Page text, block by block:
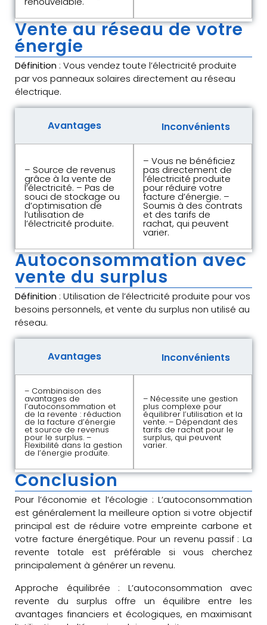
Vente au réseau de votre
énergie
Définition : Vous vendez toute l’électricité produite
par vos panneaux solaires directement au réseau
électrique.
Avantages Inconvénients
– Source de revenus
grâce à la vente de
l’électricité. – Pas de
souci de stockage ou
d’optimisation de
l’utilisation de
l’électricité produite.
– Vous ne bénéficiez
pas directement de
l’électricité produite
pour réduire votre
facture d’énergie. –
Soumis à des contrats
et des tarifs de
rachat, qui peuvent
varier.
Autoconsommation avec
vente du surplus
Définition : Utilisation de l’électricité produite pour vos
besoins personnels, et vente du surplus non utilisé au
réseau.
Avantages Inconvénients
– Combinaison des
avantages de
l’autoconsommation et
de la revente : réduction
de la facture d’énergie
et source de revenus
pour le surplus. –
Flexibilité dans la gestion
de l’énergie produite.
– Nécessite une gestion
plus complexe pour
équilibrer l’utilisation et la
vente. – Dépendant des
tarifs de rachat pour le
surplus, qui peuvent
varier.
Conclusion
Pour l’économie et l’écologie : L’autoconsommation
est généralement la meilleure option si votre objectif
principal est de réduire votre empreinte carbone et
votre facture énergétique. Pour un revenu passif : La
revente totale est préférable si vous cherchez
principalement à générer un revenu.
Approche équilibrée : L’autoconsommation avec
revente du surplus offre un équilibre entre les
avantages financiers et écologiques, en maximisant